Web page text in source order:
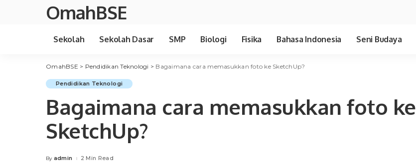
OmahBSE
Sekolah Sekolah Dasar SMP Biologi Fisika Bahasa Indonesia Seni Budaya
OmahBSE > Pendidikan Teknologi > Bagaimana cara memasukkan foto ke SketchUp?
Pendidikan Teknologi
Bagaimana cara memasukkan foto ke
SketchUp?
Posted
By admin 2 Min Read